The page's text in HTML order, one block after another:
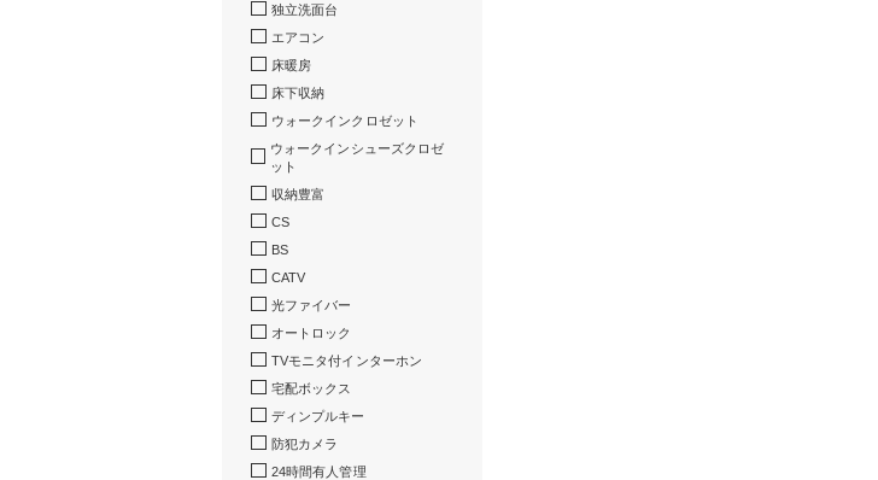
独立洗面台
エアコン
床暖房
床下収納
ウォークインクロゼット
ウォークインシューズクロゼ
ット
収納豊富
CS
BS
CATV
光ファイバー
オートロック
TVモニタ付インターホン
宅配ボックス
ディンプルキー
防犯カメラ
24時間有人管理